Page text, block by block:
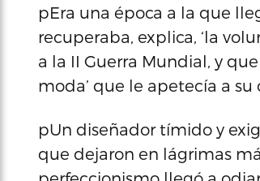
pEra una época a la que
recuperaba, explica, ‘la
a la II Guerra Mundial, y
moda’ que le apetecía a su
pUn diseñador tímido y
que dejaron en lágrimas